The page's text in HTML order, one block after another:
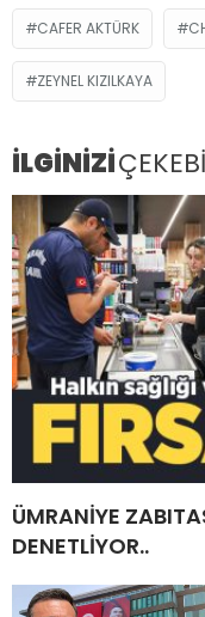
CAFER AKTÜRK
ZEYNEL KIZILKAYA
İLGİNİZİ
ÜMRANİYE
DENETLİYOR..